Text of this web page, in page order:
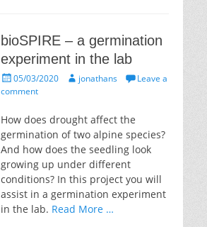
bioSPIRE – a germination
experiment in the lab
Posted
on
05/03/2020 Authorjonathans
Leave a
comment
How does drought affect the
germination of two alpine species?
And how does the seedling look
growing up under different
conditions? In this project you will
assist in a germination experiment
in the lab. Read More …